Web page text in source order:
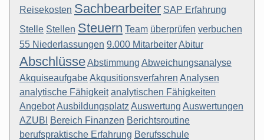
Reisekosten Sachbearbeiter SAP Erfahrung
Stelle Stellen Steuern Team überprüfen verbuchen
55 Niederlassungen 9.000 MitarbeiterAbitur
AbschlüsseAbstimmung Abweichungsanalyse
AkquiseaufgabeAkqusitionsverfahren Analysen
analytische Fähigkeit analytischen Fähigkeiten
AngebotAusbildungsplatz Auswertung Auswertungen
AZUBI
Bereich Finanzen Berichtsroutine
berufspraktische Erfahrung Berufsschule